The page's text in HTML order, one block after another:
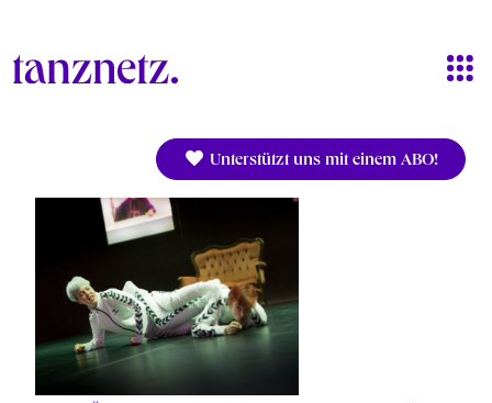
Unterstützt uns mit einem ABO!